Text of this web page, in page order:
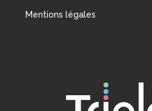
Mentions légales